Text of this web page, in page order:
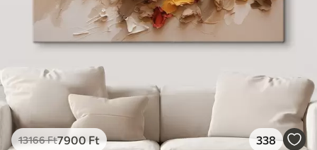
13166Ft7900Ft 338